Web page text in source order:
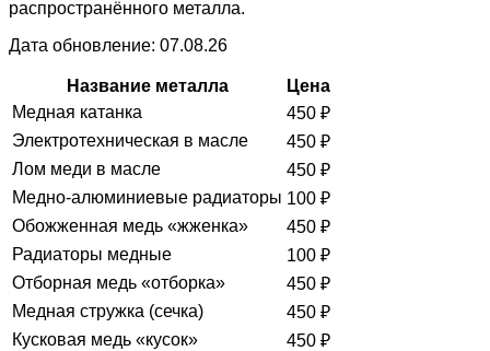
распространённого металла.
Дата обновление: 07.08.26
Название металла
Цена
Медная катанка
450 ₽
Электротехническая в масле
450 ₽
Лом меди в масле
450 ₽
Медно-алюминиевые радиаторы 100 ₽
Обожженная медь «жженка»
450 ₽
Радиаторы медные
100 ₽
Отборная медь «отборка»
450 ₽
Медная стружка (сечка)
450 ₽
Кусковая медь «кусок»
450 ₽